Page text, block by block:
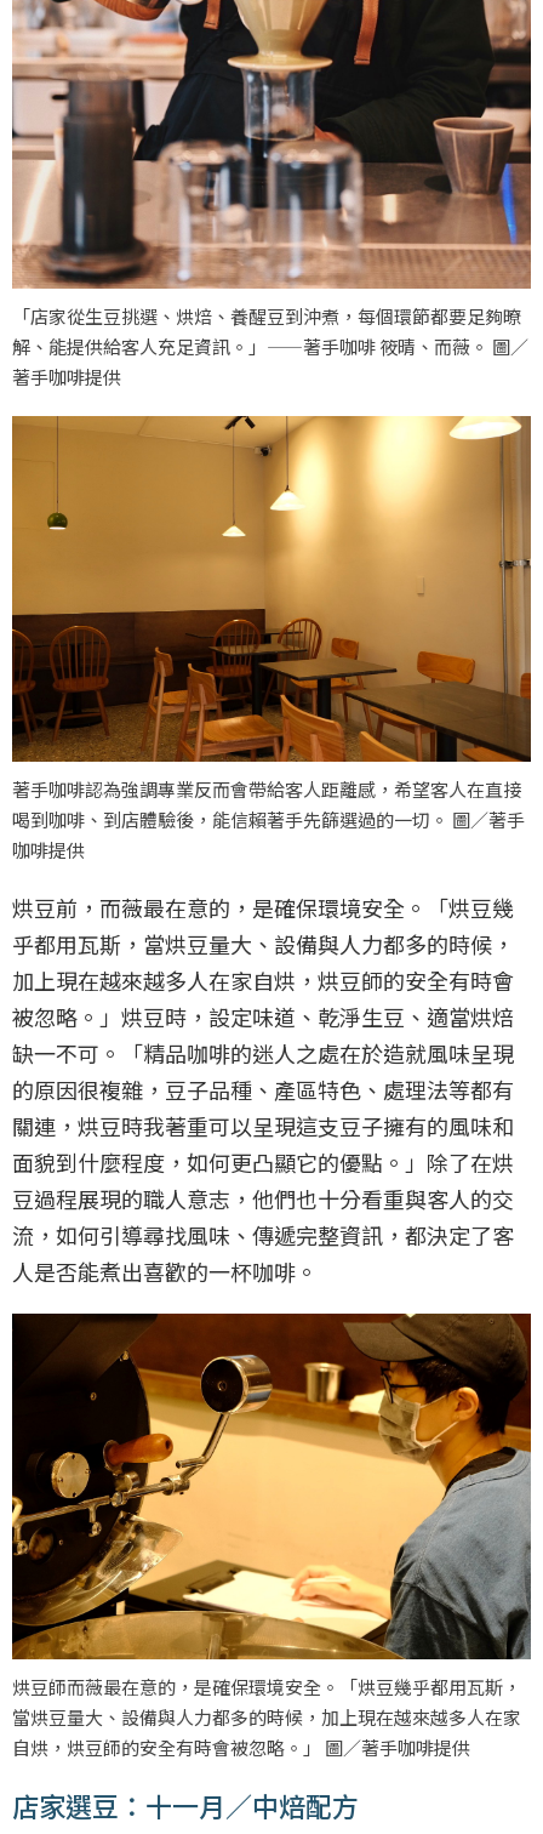
「店家從生豆挑選、烘焙、養醒豆到沖煮，每個環節都要足夠暸
解、能提供給客人充足資訊。」——著手咖啡 筱晴、而薇。 圖／
著手咖啡提供
著手咖啡認為強調專業反而會帶給客人距離感，希望客人在直接
喝到咖啡、到店體驗後，能信賴著手先篩選過的一切。 圖／著手
咖啡提供
烘豆前，而薇最在意的，是確保環境安全。「烘豆幾
乎都用瓦斯，當烘豆量大、設備與人力都多的時候，
加上現在越來越多人在家自烘，烘豆師的安全有時會
被忽略。」烘豆時，設定味道、乾淨生豆、適當烘焙
缺一不可。「精品咖啡的迷人之處在於造就風味呈現
的原因很複雜，豆子品種、產區特色、處理法等都有
關連，烘豆時我著重可以呈現這支豆子擁有的風味和
面貌到什麼程度，如何更凸顯它的優點。」除了在烘
豆過程展現的職人意志，他們也十分看重與客人的交
流，如何引導尋找風味、傳遞完整資訊，都決定了客
人是否能煮出喜歡的一杯咖啡。
烘豆師而薇最在意的，是確保環境安全。「烘豆幾乎都用瓦斯，
當烘豆量大、設備與人力都多的時候，加上現在越來越多人在家
自烘，烘豆師的安全有時會被忽略。」 圖／著手咖啡提供
店家選豆：十一月／中焙配方